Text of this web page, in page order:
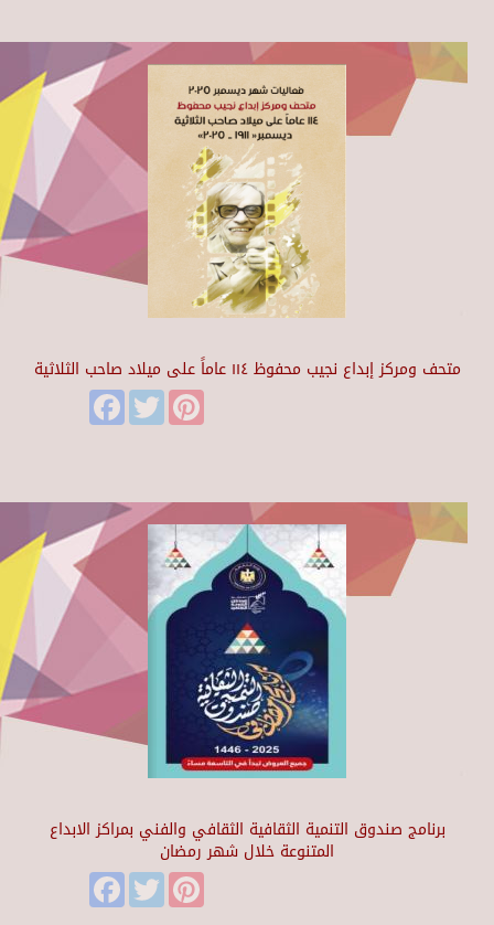
متحف ومركز إبداع نجيب محفوظ ١١٤ عاماً على ميلاد صاحب الثلاثية
FacebookTwitter
برنامج صندوق التنمية الثقافية الثقافي والفني بمراكز الابداع
المتنوعة خلال شهر رمضان
FacebookTwitter